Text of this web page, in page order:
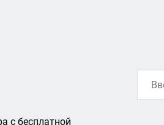
с бесплатной